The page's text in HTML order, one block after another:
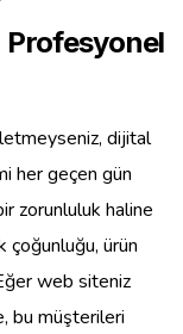
Profesyonel
dijital
her geçen gün
zorunluluk haline
ürün
web siteniz
bu müşterileri